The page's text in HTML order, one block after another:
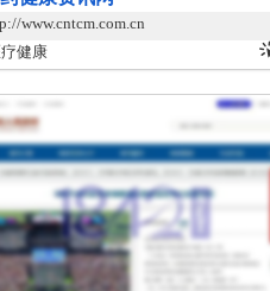
www.cntcm.com.cn
健康